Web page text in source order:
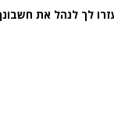
לך לנהל את